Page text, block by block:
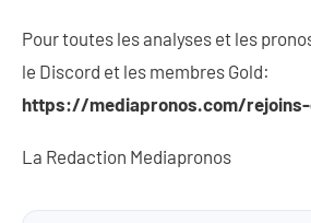
Pour toutes les analyses et les
le Discord et les membres Gold:
https://mediapronos.com/
La Redaction Mediapronos